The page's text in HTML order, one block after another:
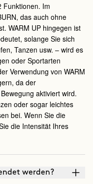
Funktionen. Im
das auch ohne
WARM UP hingegen ist
solange Sie sich
Tanzen usw. – wird es
oder Sportarten
Verwendung von WARM
da der
aktiviert wird.
oder sogar leichtes
bei. Wenn Sie die
die Intensität Ihres
werden?